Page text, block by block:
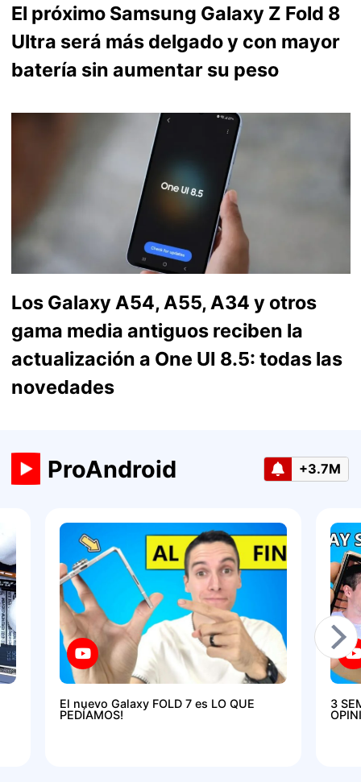
El próximo Samsung Galaxy Z Fold 8
Ultra será más delgado y con mayor
batería sin aumentar su peso
Los Galaxy A54, A55, A34 y otros
gama media antiguos reciben la
actualización a One UI 8.5: todas las
novedades
ProAndroid +3.7M
El nuevo Galaxy FOLD 7 es LO QUE
PEDÍAMOS!
3